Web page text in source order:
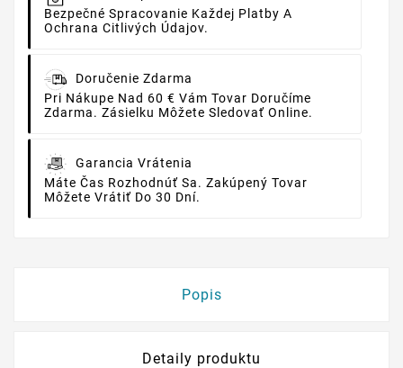
Bezpečné Spracovanie Každej Platby A
Ochrana Citlivých Údajov.
Doručenie Zdarma
Pri Nákupe Nad 60 € Vám Tovar Doručíme
Zdarma. Zásielku Môžete Sledovať Online.
Garancia Vrátenia
Máte Čas Rozhodnúť Sa. Zakúpený Tovar
Môžete Vrátiť Do 30 Dní.
Popis
Detaily produktu